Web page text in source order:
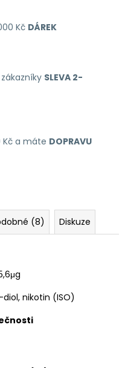
Kč DÁREK
SLEVA 2-
Kč a máte DOPRAVU
(8) Diskuze
nikotin (ISO)